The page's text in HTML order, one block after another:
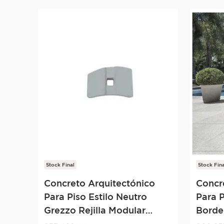
Stock Final
Concreto Arquitectónico
Para Piso Estilo Neutro
Grezzo Rejilla Modular
Stock
Para